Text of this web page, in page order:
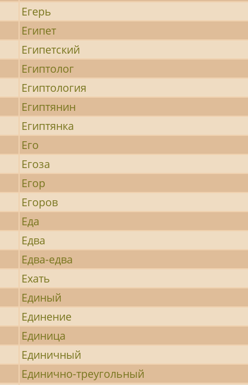
Егерь
Египет
Египетский
Египтолог
Египтология
Египтянин
Египтянка
Его
Егоза
Егор
Егоров
Еда
Едва
Едва-едва
Ехать
Единый
Единение
Единица
Единичный
Единично-треугольный